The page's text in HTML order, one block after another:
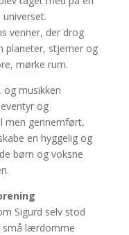
venner, der drog
planeter, stjerner og
mørke rum.
musikken
og
men gennemført,
en hyggelig og
børn og voksne
Sigurd selv stod
små lærdomme